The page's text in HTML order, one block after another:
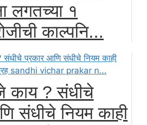
लगतच्या १
काल्पनि...
काय ? संधीचे
संधीचे नियम काही